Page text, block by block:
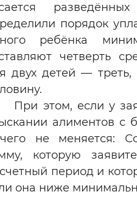
порядок
ребёнка
четверть
двух детей —
При этом, если у
алиментов с
не меняется:
которую
период и
она ниже